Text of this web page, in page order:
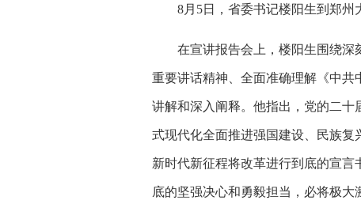
8月5日，省委书记楼阳生到郑州大
在宣讲报告会上，楼阳生围绕深刻
重要讲话精神、全面准确理解《中
讲解和深入阐释。他指出，党的二十
式现代化全面推进强国建设、民族
新时代新征程将改革进行到底的宣
底的坚强决心和勇毅担当，必将极大